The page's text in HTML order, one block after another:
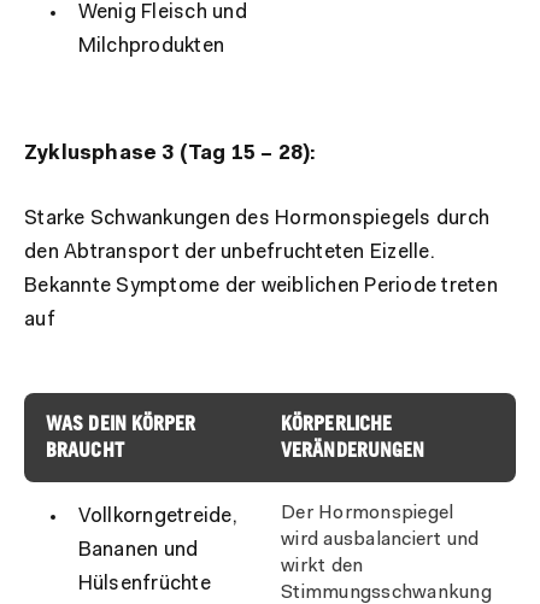
Wenig Fleisch und
Milchprodukten
Zyklusphase 3 (Tag 15 – 28):
Starke Schwankungen des Hormonspiegels durch
den Abtransport der unbefruchteten Eizelle.
Bekannte Symptome der weiblichen Periode treten
auf
WAS DEIN KÖRPER
BRAUCHT
KÖRPERLICHE
VERÄNDERUNGEN
Vollkorngetreide,
Bananen und
Hülsenfrüchte
Der Hormonspiegel
wird ausbalanciert und
wirkt den
Stimmungsschwankung